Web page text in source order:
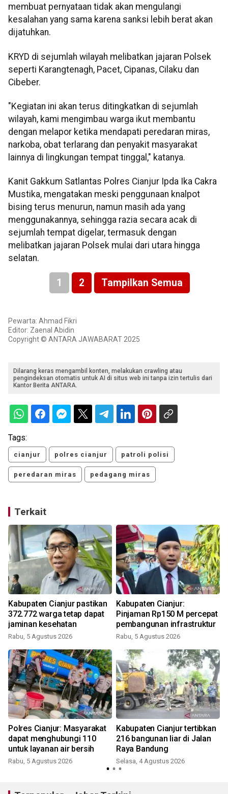
membuat pernyataan tidak akan mengulangi
kesalahan yang sama karena sanksi lebih berat akan
dijatuhkan.
KRYD di sejumlah wilayah melibatkan jajaran Polsek
seperti Karangtenagh, Pacet, Cipanas, Cilaku dan
Cibeber.
"Kegiatan ini akan terus ditingkatkan di sejumlah
wilayah, kami mengimbau warga ikut membantu
dengan melapor ketika mendapati peredaran miras,
narkoba, obat terlarang dan penyakit masyarakat
lainnya di lingkungan tempat tinggal," katanya.
Kanit Gakkum Satlantas Polres Cianjur Ipda Ika Cakra
Mustika, mengatakan meski penggunaan knalpot
bising terus menurun, namun masih ada yang
menggunakannya, sehingga razia secara acak di
sejumlah tempat digelar, termasuk dengan
melibatkan jajaran Polsek mulai dari utara hingga
selatan.
1 2 Tampilkan Semua
Pewarta: Ahmad Fikri
Editor: Zaenal Abidin
Copyright © ANTARA JAWABARAT 2025
Dilarang keras mengambil konten, melakukan crawling atau
pengindeksan otomatis untuk AI di situs web ini tanpa izin tertulis dari
Kantor Berita ANTARA.
Tags:
cianjur polres cianjur patroli polisi
peredaran miras pedagang miras
Terkait
Kabupaten Cianjur pastikan
372.772 warga tetap dapat
jaminan kesehatan
Rabu, 5 Agustus 2026
Kabupaten Cianjur:
Pinjaman Rp150 M percepat
pembangunan infrastruktur
Rabu, 5 Agustus 2026
Polres Cianjur: Masyarakat
dapat menghubungi 110
untuk layanan air bersih
Rabu, 5 Agustus 2026
Kabupaten Cianjur tertibkan
216 bangunan liar di Jalan
Raya Bandung
Selasa, 4 Agustus 2026